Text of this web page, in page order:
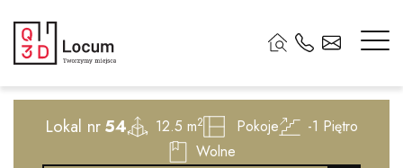
Lokal nr 54 12.5 m2 Pokoje -1 Piętro
Wolne
2